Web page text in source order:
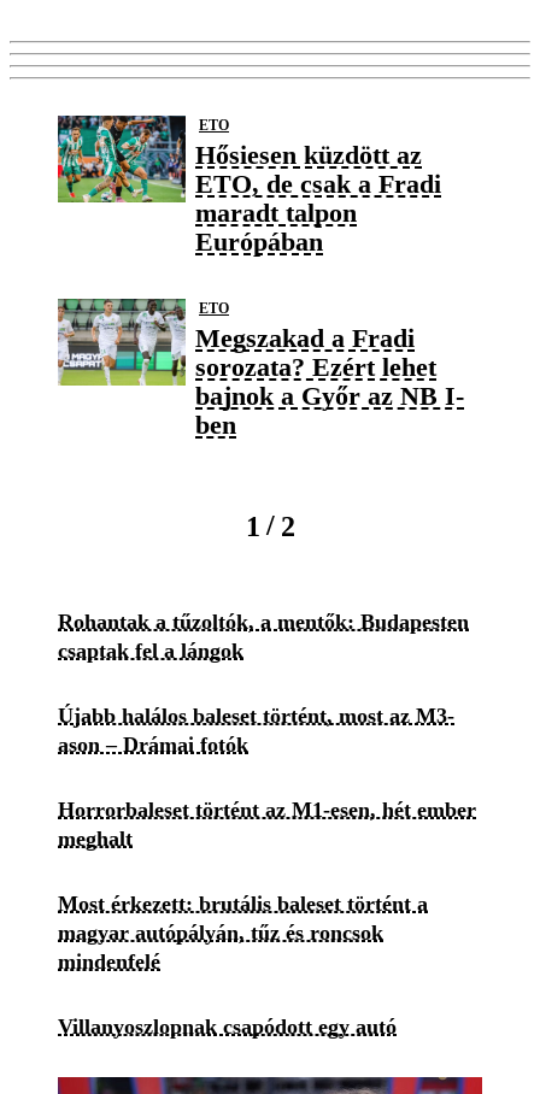
ETO
Hősiesen küzdött az
ETO, de csak a Fradi
maradt talpon
Európában
ETO
Megszakad a Fradi
sorozata? Ezért lehet
bajnok a Győr az NB I-
ben
1 / 2
Rohantak a tűzoltók, a mentők: Budapesten
csaptak fel a lángok
Újabb halálos baleset történt, most az M3-
ason – Drámai fotók
Horrorbaleset történt az M1-esen, hét ember
meghalt
Most érkezett: brutális baleset történt a
magyar autópályán, tűz és roncsok
mindenfelé
Villanyoszlopnak csapódott egy autó